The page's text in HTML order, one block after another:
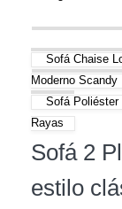
Sofá Chaise
Moderno Scandy
Sofá Poliéster
Rayas
Sofá 2
estilo